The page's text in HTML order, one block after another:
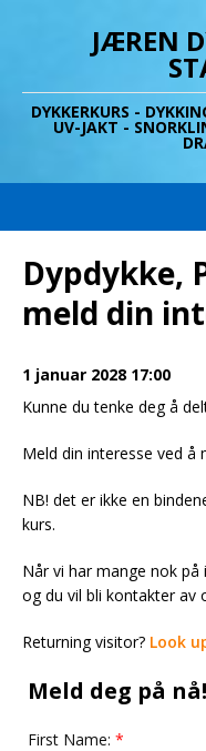
JÆREN
DYKKERKURS -
UV-JAKT -
Dypdykke,
meld din
1 januar 2028 17:00
Kunne du tenke deg å
Meld din interesse ved å
NB! det er ikke en
kurs.
Når vi har mange nok
og du vil bli kontakter av
Returning visitor? Look
Meld deg på nå!
First Name: *